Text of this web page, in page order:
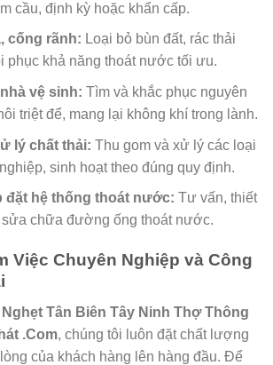
cầu, định kỳ hoặc khẩn cấp.
cống rãnh: Loại bỏ bùn đất, rác thải
phục khả năng thoát nước tối ưu.
vệ sinh: Tìm và khắc phục nguyên
triệt để, mang lại không khí trong lành.
lý chất thải: Thu gom và xử lý các loại
sinh hoạt theo đúng quy định.
đặt hệ thống thoát nước: Tư vấn, thiết
sửa chữa đường ống thoát nước.
Việc Chuyên Nghiệp và Công
Tân Biên Tây Ninh Thợ Thông
.Com, chúng tôi luôn đặt chất lượng
của khách hàng lên hàng đầu. Để